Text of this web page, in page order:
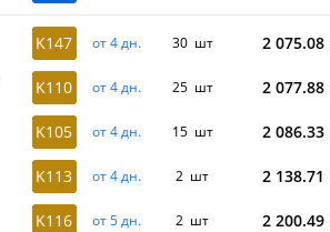
K147 от 4 дн. 30 шт 2 075.08
K110 от 4 дн. 25 шт 2 077.88
K105 от 4 дн. 15 шт 2 086.33
K113 от 4 дн. 2 шт 2 138.71
K116 от 5 дн. 2 шт 2 200.49